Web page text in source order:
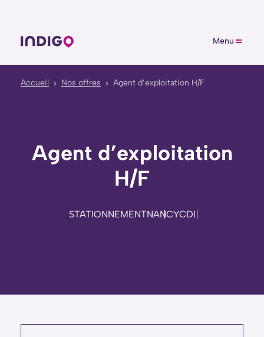
Menu
Accueil Nos offres Agent d’exploitation H/F
Agent d’exploitation
H/F
STATIONNEMENTNANCYCDI